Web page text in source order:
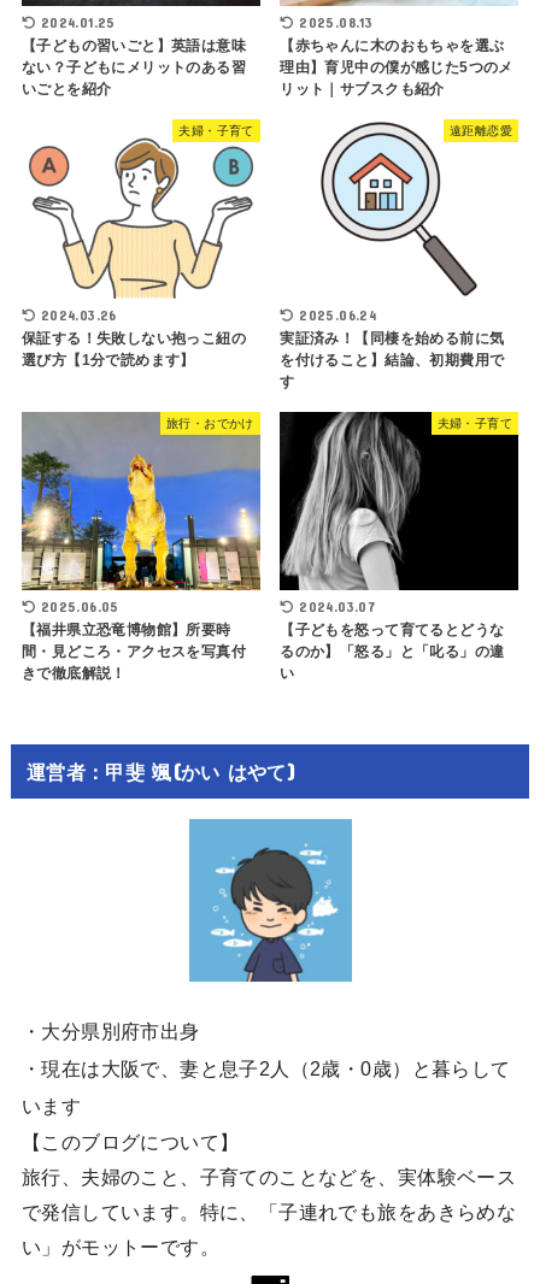
2024.01.25
【子どもの習いごと】英語は意味
ない？子どもにメリットのある習
いごとを紹介
2025.08.13
【赤ちゃんに木のおもちゃを選ぶ
理由】育児中の僕が感じた5つのメ
リット｜サブスクも紹介
夫婦・子育て
2024.03.26
保証する！失敗しない抱っこ紐の
選び方【1分で読めます】
遠距離恋愛
2025.06.24
実証済み！【同棲を始める前に気
を付けること】結論、初期費用で
す
旅行・おでかけ
2025.06.05
【福井県立恐竜博物館】所要時
間・見どころ・アクセスを写真付
きで徹底解説！
夫婦・子育て
2024.03.07
【子どもを怒って育てるとどうな
るのか】「怒る」と「叱る」の違
い
運営者：甲斐 颯(かい はやて)
・大分県別府市出身
・現在は大阪で、妻と息子2人（2歳・0歳）と暮らして
います
【このブログについて】
旅行、夫婦のこと、子育てのことなどを、実体験ベース
で発信しています。特に、「子連れでも旅をあきらめな
い」がモットーです。